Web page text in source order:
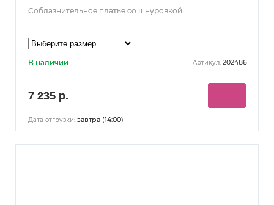
Соблазнительное платье со шнуровкой
В наличии Артикул: 202486
7 235 р.
Дата отгрузки: завтра (14:00)